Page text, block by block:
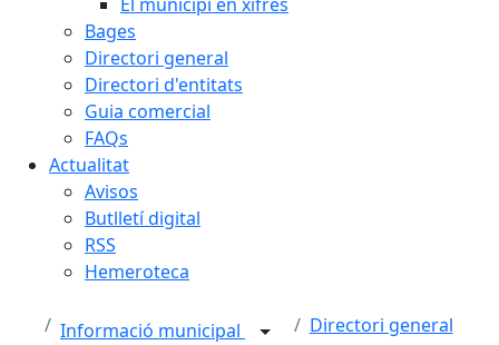
Bages
Directori general
Directori d'entitats
Guia comercial
FAQs
Actualitat
Avisos
Butlletí digital
RSS
Hemeroteca
Informació municipal Directori general